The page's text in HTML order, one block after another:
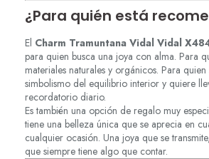
¿Para quién está
El Charm Tramuntana Vidal Vidal
para quien busca una joya con alma. Para
materiales naturales y orgánicos. Para
simbolismo del equilibrio interior y quiere
recordatorio diario.
Es también una opción de regalo muy
tiene una belleza única que se aprecia en
cualquier ocasión. Una joya que se
que siempre tiene algo que contar.